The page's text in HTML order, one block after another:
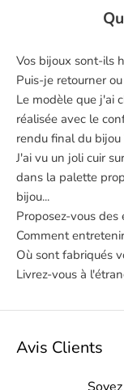
Vos bijoux sont‑ils
Puis‑je retourner
Le modèle que j'ai
réalisée avec le
rendu final du bijou
J'ai vu un joli cuir
dans la palette
bijou...
Proposez-vous
Comment
Où sont fabriqués
Livrez-vous à
Avis Clients